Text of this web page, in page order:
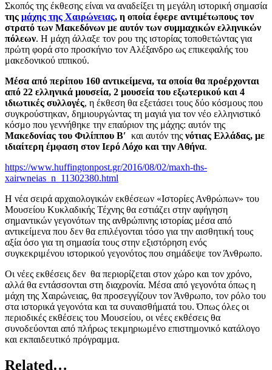
Σκοπός της έκθεσης είναι να αναδείξει τη μεγάλη ιστορική σημασία
της μάχης της Χαιρώνειας, η οποία έφερε αντιμέτωπους τον
στρατό των Μακεδόνων με αυτόν των συμμαχικών ελληνικών
πόλεων. Η μάχη άλλαξε τον ρου της ιστορίας τοποθετώντας για
πρώτη φορά στο προσκήνιο τον Αλέξανδρο ως επικεφαλής του
μακεδονικού ιππικού.
Μέσα από περίπου 160 αντικείμενα, τα οποία θα προέρχονται
από 22 ελληνικά μουσεία, 2 μουσεία του εξωτερικού και 4
ιδιωτικές συλλογές, η έκθεση θα εξετάσει τους δύο κόσμους που
συγκρούστηκαν, δημιουργώντας τη μαγιά για τον νέο ελληνιστικό
κόσμο που γεννήθηκε την επαύριον της μάχης: αυτόν της
Μακεδονίας του Φιλίππου Β′ και αυτόν της νότιας Ελλάδας, με
ιδιαίτερη έμφαση στον Ιερό Λόχο και την Αθήνα.
https://www.huffingtonpost.gr/2016/08/02/maxh-ths-
xairwneias_n_11302380.html
Η νέα σειρά αρχαιολογικών εκθέσεων «Ιστορίες Ανθρώπων» του
Μουσείου Κυκλαδικής Τέχνης θα εστιάζει στην αφήγηση
σημαντικών γεγονότων της ανθρώπινης ιστορίας μέσα από
αντικείμενα που δεν θα επιλέγονται τόσο για την αισθητική τους
αξία όσο για τη σημασία τους στην εξιστόρηση ενός
συγκεκριμένου ιστορικού γεγονότος που σημάδεψε τον Άνθρωπο.
Οι νέες εκθέσεις δεν θα περιορίζεται στον χώρο και τον χρόνο,
αλλά θα εντάσσονται στη διαχρονία. Μέσα από γεγονότα όπως η
μάχη της Χαιρώνειας, θα προσεγγίζουν τον Άνθρωπο, τον ρόλο του
στα ιστορικά γεγονότα και τα συναισθήματά του. Όπως όλες οι
περιοδικές εκθέσεις του Μουσείου, οι νέες εκθέσεις θα
συνοδεύονται από πλήρως τεκμηριωμένο επιστημονικό κατάλογο
και εκπαιδευτικό πρόγραμμα.
Related…